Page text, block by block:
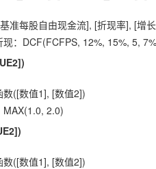
准每股自由现金流], [折现率], [增
现：DCF(FCFPS, 12%, 15%, 5,
数([数值1], [数值2])
MAX(1.0, 2.0)
数([数值1], [数值2])